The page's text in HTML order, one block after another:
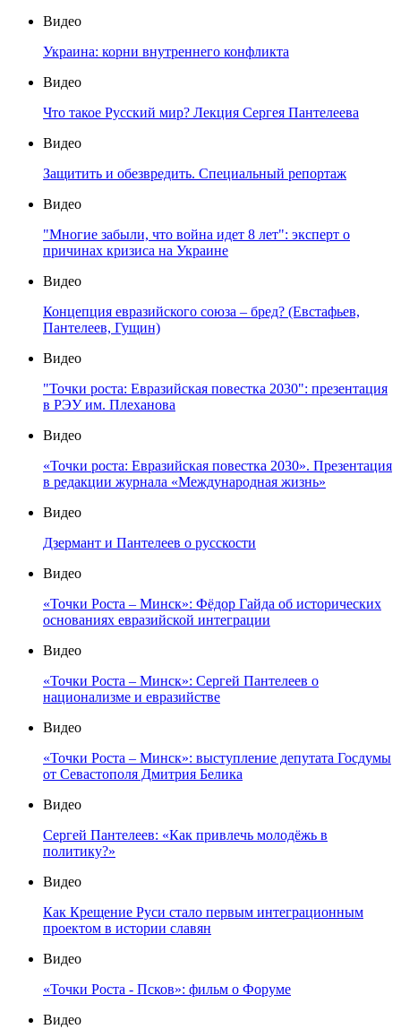
Видео
Украина: корни внутреннего конфликта
Видео
Что такое Русский мир? Лекция Сергея Пантелеева
Видео
Защитить и обезвредить. Специальный репортаж
Видео
"Многие забыли, что война идет 8 лет": эксперт о
причинах кризиса на Украине
Видео
Концепция евразийского союза – бред? (Евстафьев,
Пантелеев, Гущин)
Видео
"Точки роста: Евразийская повестка 2030": презентация
в РЭУ им. Плеханова
Видео
«Точки роста: Евразийская повестка 2030». Презентация
в редакции журнала «Международная жизнь»
Видео
Дзермант и Пантелеев о русскости
Видео
«Точки Роста – Минск»: Фёдор Гайда об исторических
основаниях евразийской интеграции
Видео
«Точки Роста – Минск»: Сергей Пантелеев о
национализме и евразийстве
Видео
«Точки Роста – Минск»: выступление депутата Госдумы
от Севастополя Дмитрия Белика
Видео
Сергей Пантелеев: «Как привлечь молодёжь в
политику?»
Видео
Как Крещение Руси стало первым интеграционным
проектом в истории славян
Видео
«Точки Роста - Псков»: фильм о Форуме
Видео